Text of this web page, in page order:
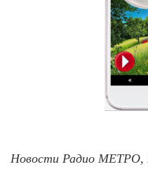
Новости Радио МЕТРО,